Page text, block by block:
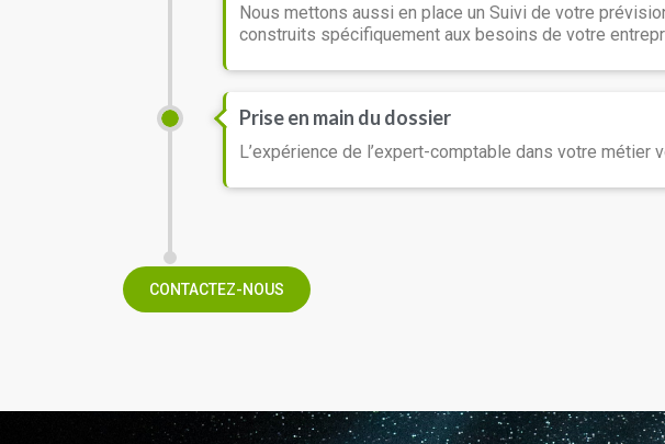
Nous mettons aussi en place un Suivi de votre
construits spécifiquement aux besoins de votre
Prise en main du dossier
L’expérience de l’expert-comptable dans votre
CONTACTEZ-NOUS